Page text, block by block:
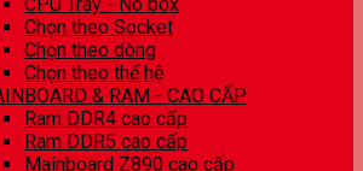
Chọn theo Socket
Chọn theo dòng
Chọn theo thế hệ
& RAM - CAO CẤP
Ram DDR4 cao cấp
Ram DDR5 cao cấp
Mainboard Z890 cao cấp